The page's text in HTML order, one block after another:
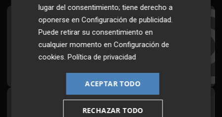
Suscríbete al Boletín
Todos los días a primera hora en tu email
Síguenos en redes
lugar del consentimiento; tiene derecho a
oponerse enConfiguración de publicidad
Puede retirar su consentimiento en
cualquier momento enConfiguración de
cookies .Política de privacidad
ACEPTAR TODO
RECHAZAR TODO